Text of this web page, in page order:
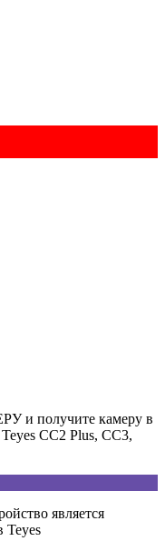
и получите камеру в
CC2 Plus, CC3,
является
Teyes